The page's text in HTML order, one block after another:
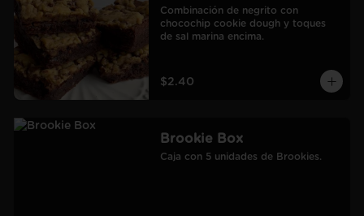
Combinación de negrito con
chocochip cookie dough y toques
de sal marina encima.
$2.40
Brookie Box
Caja con 5 unidades de Brookies.